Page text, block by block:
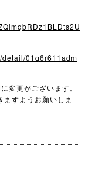
01q6r611adm
変更がございます。
ますようお願いしま